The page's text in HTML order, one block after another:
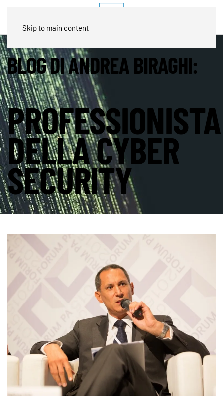
Skip to main content
BLOG DI ANDREA BIRAGHI:
PROFESSIONISTA
DELLA CYBER
SECURITY